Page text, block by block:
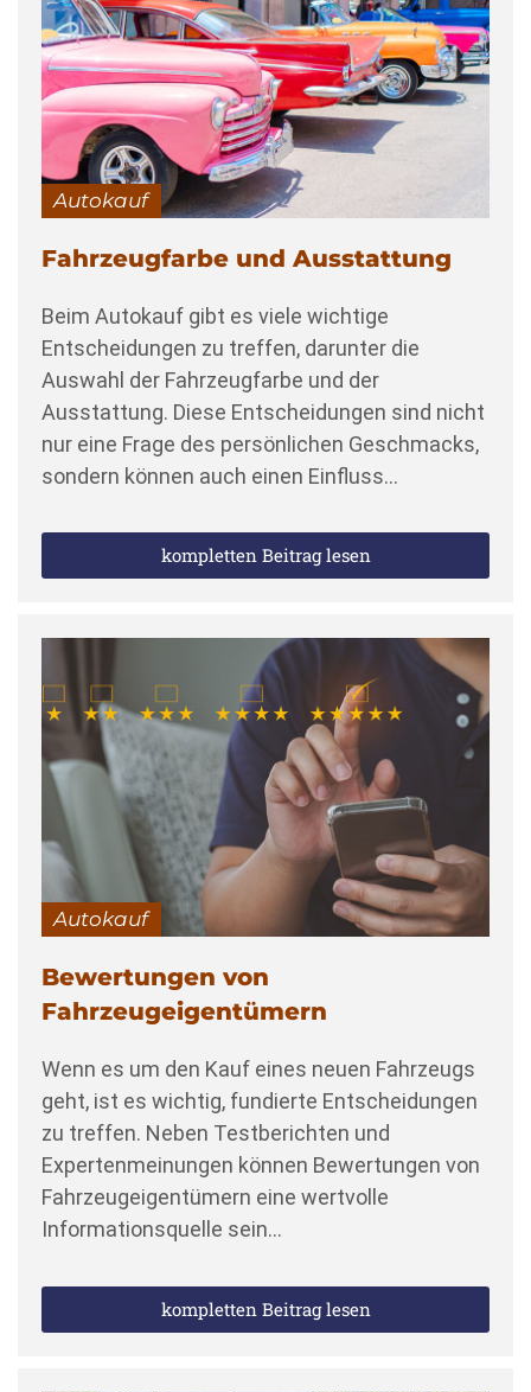
Autokauf
Fahrzeugfarbe und Ausstattung
Beim Autokauf gibt es viele wichtige
Entscheidungen zu treffen, darunter die
Auswahl der Fahrzeugfarbe und der
Ausstattung. Diese Entscheidungen sind nicht
nur eine Frage des persönlichen Geschmacks,
sondern können auch einen Einfluss…
kompletten Beitrag lesen
Autokauf
Bewertungen von
Fahrzeugeigentümern
Wenn es um den Kauf eines neuen Fahrzeugs
geht, ist es wichtig, fundierte Entscheidungen
zu treffen. Neben Testberichten und
Expertenmeinungen können Bewertungen von
Fahrzeugeigentümern eine wertvolle
Informationsquelle sein…
kompletten Beitrag lesen